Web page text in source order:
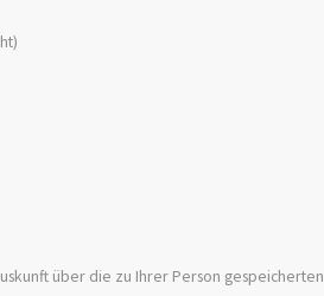
über die zu Ihrer Person gespeicherten